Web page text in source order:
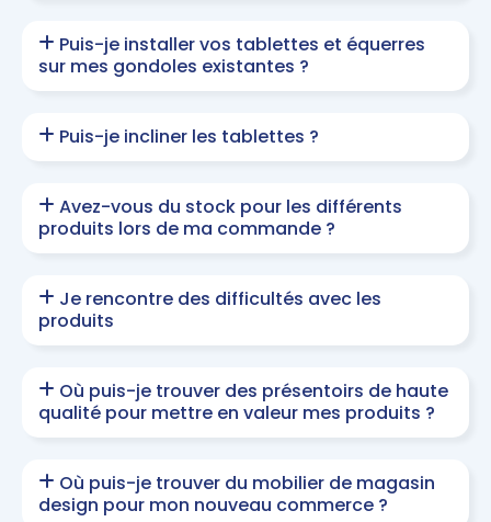
Puis-je installer vos tablettes et équerres
sur mes gondoles existantes ?
Puis-je incliner les tablettes ?
Avez-vous du stock pour les différents
produits lors de ma commande ?
Je rencontre des difficultés avec les
produits
Où puis-je trouver des présentoirs de haute
qualité pour mettre en valeur mes produits ?
Où puis-je trouver du mobilier de magasin
design pour mon nouveau commerce ?